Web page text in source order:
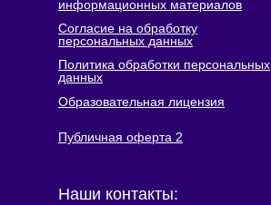
Наши контакты:
информационных материалов
Согласие на обработку
персональных данных
Политика обработки персональных
данных
Образовательная лицензия
Публичная оферта 2